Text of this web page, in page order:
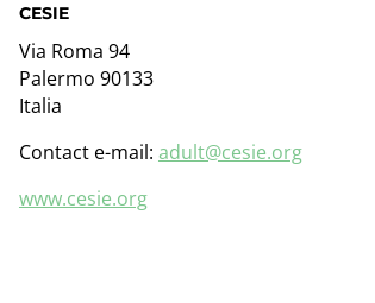
CESIE
Via Roma 94
Palermo 90133
Italia
Contact e-mail: adult@cesie.org
www.cesie.org